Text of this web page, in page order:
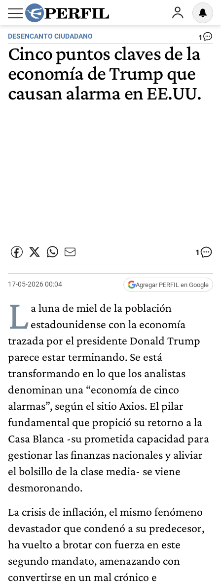
DESENCANTO CIUDADANO 1
Cinco puntos claves de la
economía de Trump que
causan alarma en EE.UU.
1
17-05-2026 00:04 Agregar PERFIL en Google
La luna de miel de la población
estadounidense con la economía
trazada por el presidente Donald Trump
parece estar terminando. Se está
transformando en lo que los analistas
denominan una “economía de cinco
alarmas”, según el sitio Axios. El pilar
fundamental que propició su retorno a la
Casa Blanca -su prometida capacidad para
gestionar las finanzas nacionales y aliviar
el bolsillo de la clase media- se viene
desmoronando.
La crisis de inflación, el mismo fenómeno
devastador que condenó a su predecesor,
ha vuelto a brotar con fuerza en este
segundo mandato, amenazando con
convertirse en un mal crónico e